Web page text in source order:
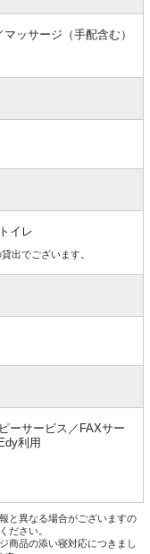
ッサージ（手配含む）
イレ
出でございます。
ーサービス／FAXサー
利用
と異なる場合がございますの
ださい。
商品の添い寝対応につきまし